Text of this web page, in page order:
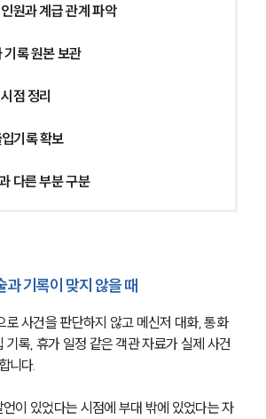
오시는 길
고객의 소리
통합검색
AI대륜
업무사례
주요 업무사례
사례분석/최신동향
국방군사그룹 업무
원과 계급 관계 파악
기록 원본 보관
점 정리
기록 확보
다른 부분 구분
과 기록이 맞지 않을 때
로 사건을 판단하지 않고 메신저 대화, 통화
기록, 휴가 일정 같은 객관 자료가 실제 사건
니다.
이 있었다는 시점에 부대 밖에 있었다는 자